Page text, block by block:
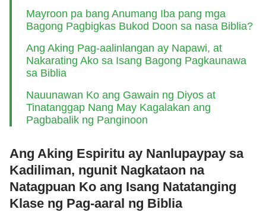
Mayroon pa bang Anumang Iba pang mga
Bagong Pagbigkas Bukod Doon sa nasa Biblia?
Ang Aking Pag-aalinlangan ay Napawi, at
Nakarating Ako sa Isang Bagong Pagkaunawa
sa Biblia
Nauunawan Ko ang Gawain ng Diyos at
Tinatanggap Nang May Kagalakan ang
Pagbabalik ng Panginoon
Ang Aking Espiritu ay Nanlupaypay sa
Kadiliman, ngunit Nagkataon na
Natagpuan Ko ang Isang Natatanging
Klase ng Pag-aaral ng Biblia